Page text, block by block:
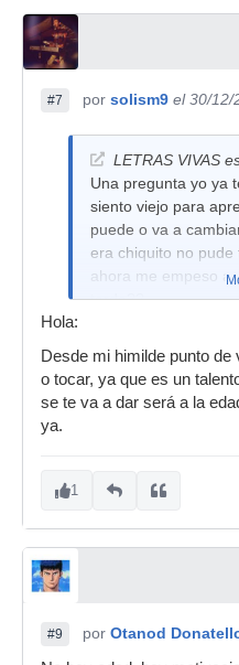
#7 por solism9 el 30/12/
LETRAS VIVAS
Una pregunta yo ya
siento viejo para
puede o va a
era chiquito no
ahora me empeso a
tarde??
Hola:
Desde mi himilde punto
o tocar, ya que es un
se te va a dar será a la
ya.
1
#9 por Otanod